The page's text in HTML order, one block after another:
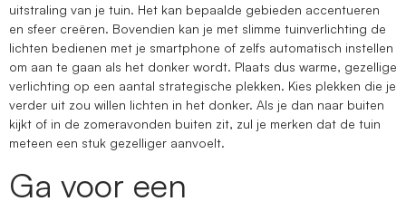
uitstraling van je tuin. Het kan bepaalde gebieden accentueren
en sfeer creëren. Bovendien kan je met slimme tuinverlichting de
lichten bedienen met je smartphone of zelfs automatisch instellen
om aan te gaan als het donker wordt. Plaats dus warme, gezellige
verlichting op een aantal strategische plekken. Kies plekken die je
verder uit zou willen lichten in het donker. Als je dan naar buiten
kijkt of in de zomeravonden buiten zit, zul je merken dat de tuin
meteen een stuk gezelliger aanvoelt.
Ga voor een